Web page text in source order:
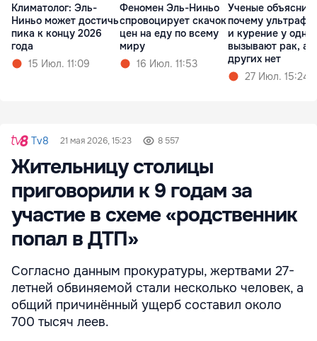
Климатолог: Эль-
Ниньо может достичь
пика к концу 2026
года
15 Июл. 11:09
Феномен Эль-Ниньо
спровоцирует скачок
цен на еду по всему
миру
16 Июл. 11:53
Ученые
почему
и курение у
вызывают рак, а у
других нет
27 Июл. 15:24
Tv8 21 мая 2026, 15:23 8 557
Жительницу столицы
приговорили к 9 годам за
участие в схеме «родственник
попал в ДТП»
Согласно данным прокуратуры, жертвами 27-
летней обвиняемой стали несколько человек, а
общий причинённый ущерб составил около
700 тысяч леев.